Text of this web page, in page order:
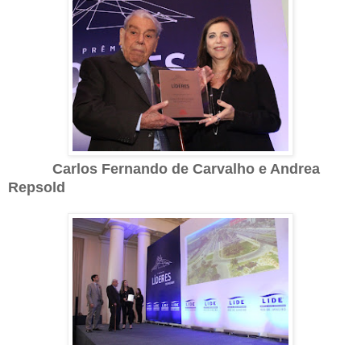
Carlos Fernando de Carvalho e Andrea
Repsold